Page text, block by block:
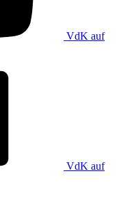
VdK auf
VdK auf